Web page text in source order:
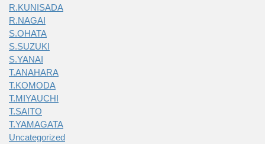
R.KUNISADA
R.NAGAI
S.OHATA
S.SUZUKI
S.YANAI
T.ANAHARA
T.KOMODA
T.MIYAUCHI
T.SAITO
T.YAMAGATA
Uncategorized